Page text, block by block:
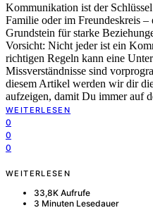
Kommunikation ist der
Familie oder im Freundeskreis
Grundstein für starke
Vorsicht: Nicht jeder ist ein
richtigen Regeln kann eine
Missverständnisse sind
diesem Artikel werden wir dir
aufzeigen, damit Du immer auf
WEITERLESEN
0
0
0
WEITERLESEN
33,8K Aufrufe
3 Minuten Lesedauer